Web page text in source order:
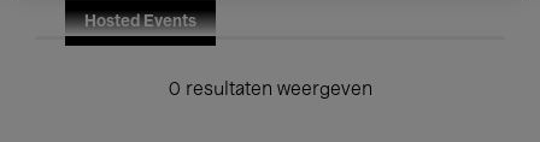
Hosted Events
0 resultaten weergeven